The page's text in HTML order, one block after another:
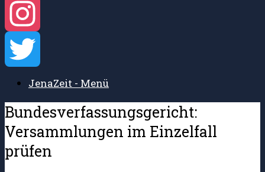
Facebook
Instagram
TwitterJenaZeit - Menü
Bundesverfassungsgericht:
Versammlungen im Einzelfall
prüfen